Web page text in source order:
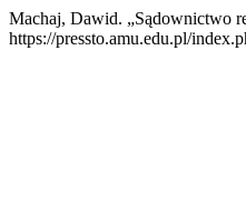
Machaj, Dawid. „Sądownictwo
https://pressto.amu.edu.pl/